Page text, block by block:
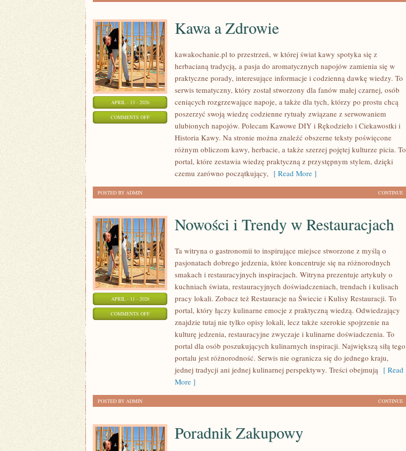
APRIL - 13 - 2026
COMMENTS OFFON
Kawa a Zdrowie
kawakochanie.pl to przestrzeń, w której świat kawy spotyka się z
herbacianą tradycją, a pasja do aromatycznych napojów zamienia się w
praktyczne porady, interesujące informacje i codzienną dawkę wiedzy. To
serwis tematyczny, który został stworzony dla fanów małej czarnej, osób
ceniących rozgrzewające napoje, a także dla tych, którzy po prostu chcą
poszerzyć swoją wiedzę codzienne rytuały związane z serwowaniem
ulubionych napojów. Polecam Kawowe DIY i Rękodzieło i Ciekawostki i
Historia Kawy. Na stronie można znaleźć obszerne teksty poświęcone
różnym obliczom kawy, herbacie, a także szerzej pojętej kulturze picia. To
portal, które zestawia wiedzę praktyczną z przystępnym stylem, dzięki
czemu zarówno początkujący, [ Read More ]
CONTINUE
POSTED BY ADMIN
APRIL - 11 - 2026
COMMENTS OFFON
RESTAURACJACH
Nowości i Trendy w Restauracjach
Ta witryna o gastronomii to inspirujące miejsce stworzone z myślą o
pasjonatach dobrego jedzenia, które koncentruje się na różnorodnych
smakach i restauracyjnych inspiracjach. Witryna prezentuje artykuły o
kuchniach świata, restauracyjnych doświadczeniach, trendach i kulisach
pracy lokali. Zobacz też Restauracje na Świecie i Kulisy Restauracji. To
portal, który łączy kulinarne emocje z praktyczną wiedzą. Odwiedzający
znajdzie tutaj nie tylko opisy lokali, lecz także szerokie spojrzenie na
kulturę jedzenia, restauracyjne zwyczaje i kulinarne doświadczenia. To
portal dla osób poszukujących kulinarnych inspiracji. Największą siłą tego
portalu jest różnorodność. Serwis nie ogranicza się do jednego kraju,
jednej tradycji ani jednej kulinarnej perspektywy. Treści obejmują [ Read
More ]
CONTINUE
POSTED BY ADMIN
Poradnik Zakupowy